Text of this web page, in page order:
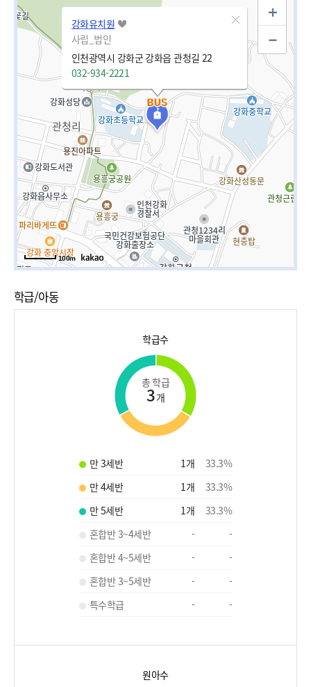
강화유치원
사립_법인
인천광역시 강화군 강화읍 관청길 22
032-934-2221
100m
학급/아동
학급수
총 학급
3개
만 3세반 1개 33.3%
만 4세반
1개 33.3%
만 5세반
1개 33.3%
혼합반 3~4세반
-
-
혼합반 4~5세반
-
-
혼합반 3~5세반
-
-
특수학급
- -
원아수